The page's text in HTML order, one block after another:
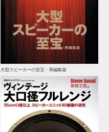
大型スピーカーの至宝・再編集版